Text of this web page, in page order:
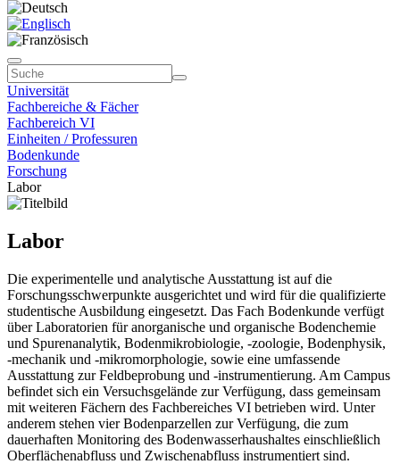
Universität
Fachbereiche & Fächer
Fachbereich VI
Einheiten / Professuren
Bodenkunde
Forschung
Labor
Labor
Die experimentelle und analytische Ausstattung ist auf die
Forschungsschwerpunkte ausgerichtet und wird für die qualifizierte
studentische Ausbildung eingesetzt. Das Fach Bodenkunde verfügt
über Laboratorien für anorganische und organische Bodenchemie
und Spurenanalytik, Bodenmikrobiologie, ‑zoologie, Bodenphysik,
‑mechanik und ‑mikromorphologie, sowie eine umfassende
Ausstattung zur Feldbeprobung und ‑instrumentierung. Am Campus
befindet sich ein Versuchsgelände zur Verfügung, dass gemeinsam
mit weiteren Fächern des Fachbereiches VI betrieben wird. Unter
anderem stehen vier Bodenparzellen zur Verfügung, die zum
dauerhaften Monitoring des Bodenwasserhaushaltes einschließlich
Oberflächenabfluss und Zwischenabfluss instrumentiert sind.